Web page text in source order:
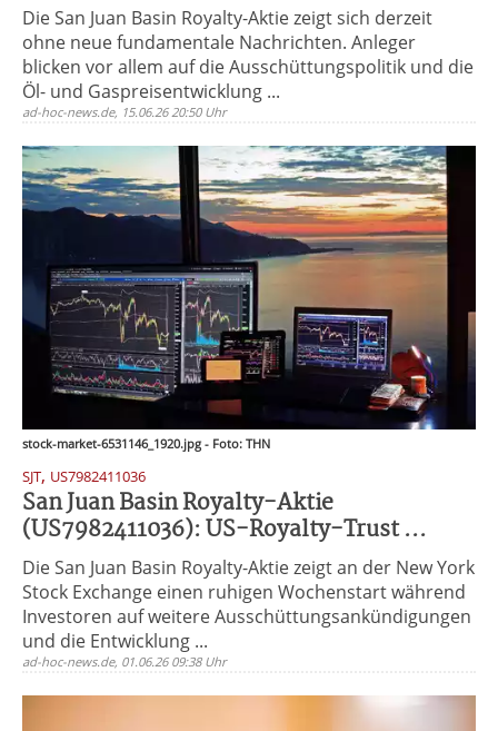
Die San Juan Basin Royalty-Aktie zeigt sich derzeit
ohne neue fundamentale Nachrichten. Anleger
blicken vor allem auf die Ausschüttungspolitik und die
Öl- und Gaspreisentwicklung ...
ad-hoc-news.de, 15.06.26 20:50 Uhr
stock-market-6531146_1920.jpg - Foto: THN
SJT, US7982411036
San Juan Basin Royalty-Aktie
(US7982411036): US-Royalty-Trust ...
Die San Juan Basin Royalty-Aktie zeigt an der New York
Stock Exchange einen ruhigen Wochenstart während
Investoren auf weitere Ausschüttungsankündigungen
und die Entwicklung ...
ad-hoc-news.de, 01.06.26 09:38 Uhr